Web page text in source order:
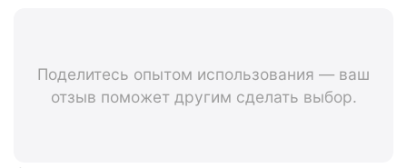
Поделитесь опытом использования — ваш
отзыв поможет другим сделать выбор.